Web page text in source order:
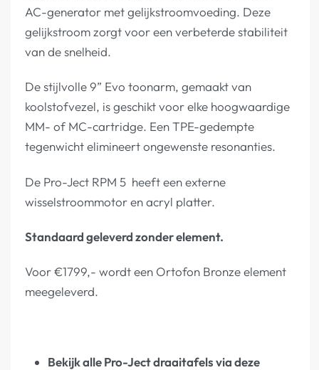
AC-generator met gelijkstroomvoeding. Deze
gelijkstroom zorgt voor een verbeterde stabiliteit
van de snelheid.
De stijlvolle 9” Evo toonarm, gemaakt van
koolstofvezel, is geschikt voor elke hoogwaardige
MM- of MC-cartridge. Een TPE-gedempte
tegenwicht elimineert ongewenste resonanties.
De Pro-Ject RPM 5 heeft een externe
wisselstroommotor en acryl platter.
Standaard geleverd zonder element.
Voor €1799,- wordt een Ortofon Bronze element
meegeleverd.
Bekijk alle Pro-Ject draaitafels via deze